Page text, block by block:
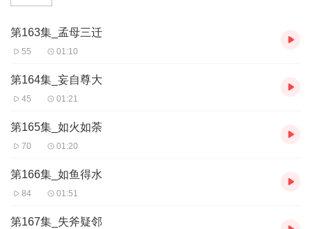
第163集_孟母三迁
55 01:10
第164集_妄自尊大
45 01:21
第165集_如火如荼
70 01:20
第166集_如鱼得水
84 01:51
第167集_失斧疑邻